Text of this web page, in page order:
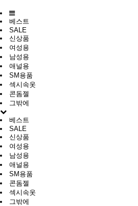
베스트
SALE
신상품
여성용
남성용
애널용
SM용품
섹시속옷
콘돔젤
그밖에
베스트
SALE
신상품
여성용
남성용
애널용
SM용품
콘돔젤
섹시속옷
그밖에